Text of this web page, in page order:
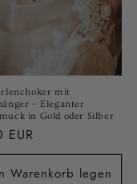
mit
– Eleganter
in Gold oder Silber
EUR
Warenkorb legen